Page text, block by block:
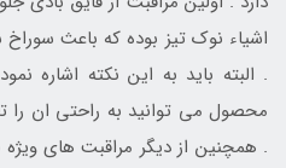
اشیاء نوک تیز بوده که باعث
. البته باید به این نکته اشاره
محصول می توانید به راحتی ان را
. همچنین از دیگر مراقبت های ویژه